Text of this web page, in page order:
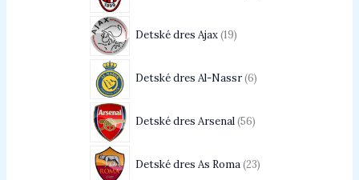
Detské dres Ajax 19
Detské dres Al-Nassr 6
Detské dres Arsenal 56
Detské dres As Roma 23